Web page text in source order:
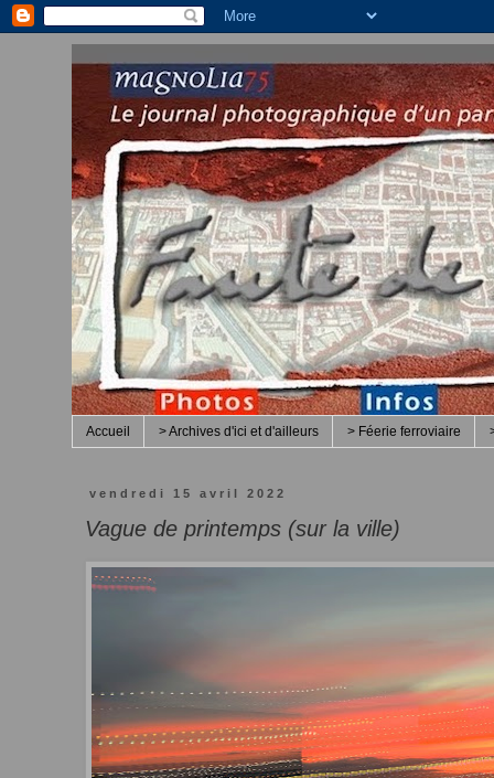
Accueil > Archives d'ici et d'ailleurs > Féerie ferroviaire
vendredi 15 avril 2022
Vague de printemps (sur la ville)